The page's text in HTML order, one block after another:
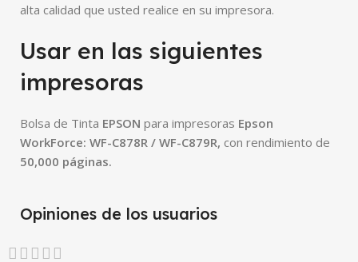
alta calidad que usted realice en su impresora.
Usar en las siguientes
impresoras
Bolsa de Tinta EPSON para impresoras Epson
WorkForce: WF-C878R / WF-C879R, con rendimiento de
50,000 páginas.
Opiniones de los usuarios